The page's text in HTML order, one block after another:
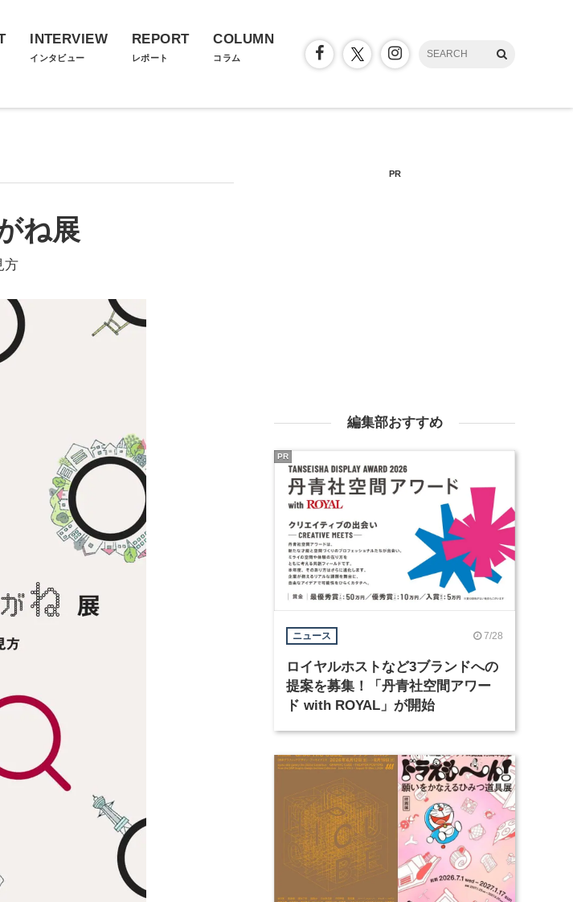
INTERVIEW
インタビュー
REPORT
レポート
COLUMN
コラム
ね展
方
PR
編集部おすすめ
ニュース 7/28
ロイヤルホストなど3ブランドへの
提案を募集！「丹青社空間アワー
ド with ROYAL」が開始
PR